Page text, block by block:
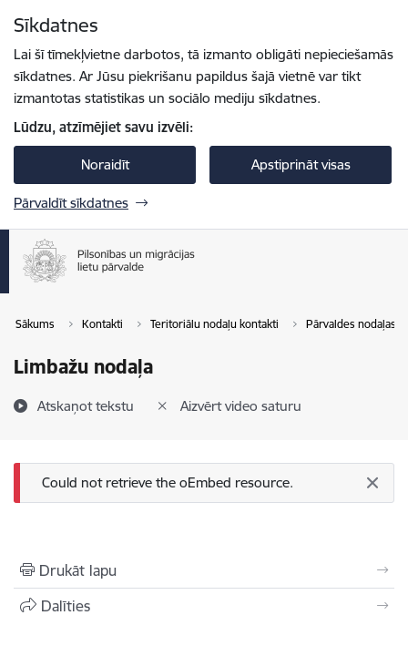
Sīkdatnes
Lai šī tīmekļvietne darbotos, tā izmanto obligāti nepieciešamās
sīkdatnes. Ar Jūsu piekrišanu papildus šajā vietnē var tikt
izmantotas statistikas un sociālo mediju sīkdatnes.
Lūdzu, atzīmējiet savu izvēli:
Noraidīt Apstiprināt visas
Pārvaldīt sīkdatnes
Sākums Kontakti Teritoriālu nodaļu kontakti Pārvaldes nodaļas
Limbažu nodaļa
Atskaņot tekstu Aizvērt video saturu
Kļūdas ziņojums
Could not retrieve the oEmbed resource.
Drukāt lapu
Dalīties